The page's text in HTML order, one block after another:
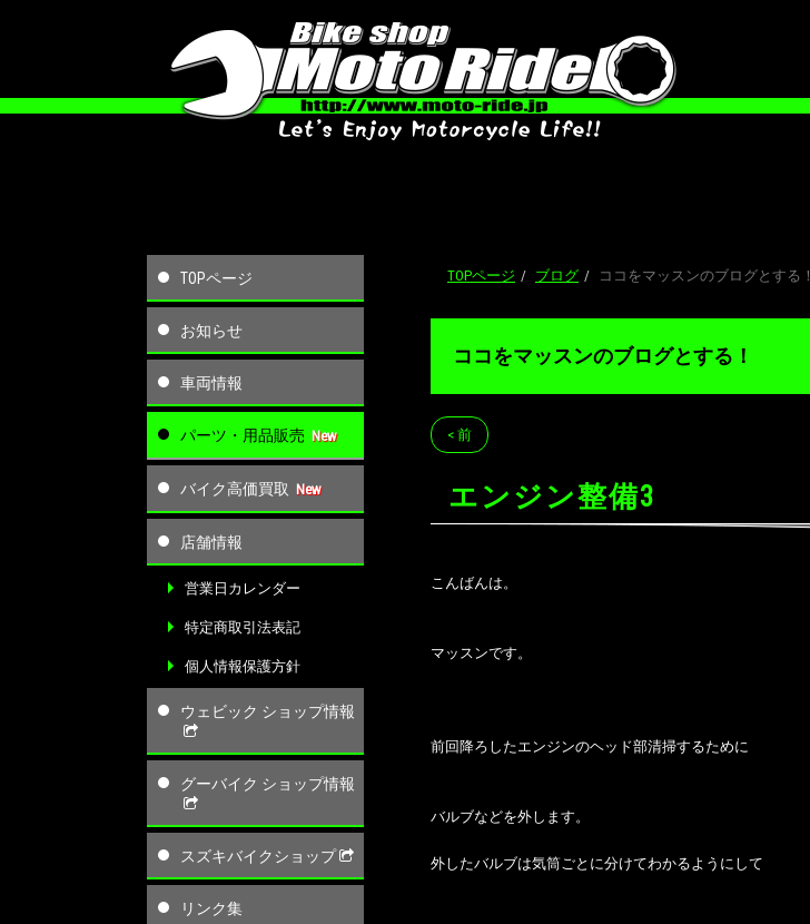
TOPページ
お知らせ
車両情報
パーツ・用品販売
バイク高価買取
店舗情報
営業日カレンダー
特定商取引法表記
個人情報保護方針
ウェビック ショップ情報
グーバイク ショップ情報
スズキバイクショップ
リンク集
TOPページ ブログ ココをマッスンのブログとする！
ココをマッスンのブログとする！
< 前
エンジン整備3
こんばんは。
マッスンです。
前回降ろしたエンジンのヘッド部清掃するために
バルブなどを外します。
外したバルブは気筒ごとに分けてわかるようにして